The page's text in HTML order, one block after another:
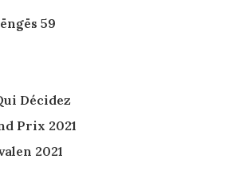
59
Décidez
Prix 2021
2021